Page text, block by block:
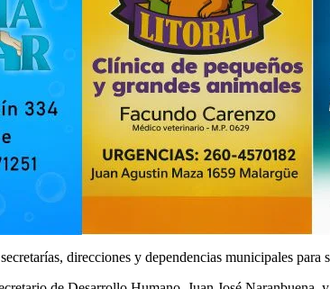
direcciones y dependencias municipales